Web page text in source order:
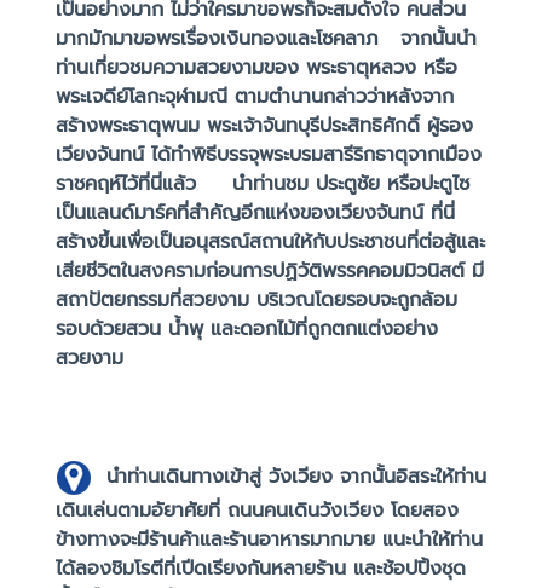
เป็นอย่างมาก ไม่ว่าใครมาขอพรก็จะสมดังใจ คนส่วน
มากมักมาขอพรเรื่องเงินทองและโซคลาภ
จากนั้นนำ
ท่านเที่ยวชมความสวยงามของ พระธาตุหลวง หรือ
พระเจดีย์โลกะจุฬามณี ตามตำนานกล่าวว่าหลังจาก
สร้างพระธาตุพนม พระเจ้าจันทบุรีประสิทธิศักดิ์ ผู้รอง
เวียงจันทน์ ได้ทําพิธีบรรจุพระบรมสารีริกธาตุจากเมือง
ราชคฤห์ไว้ที่นี่แล้ว
นำท่านชม ประตูชัย หรือปะตูไซ
เป็นแลนด์มาร์คที่สำคัญอีกแห่งของเวียงจันทน์ ที่นี่
สร้างขึ้นเพื่อเป็นอนุสรณ์สถานให้กับประชาชนที่ต่อสู้และ
เสียชีวิตในสงครามก่อนการปฏิวัติพรรคคอมมิวนิสต์ มี
สถาปัตยกรรมที่สวยงาม บริเวณโดยรอบจะถูกล้อม
รอบด้วยสวน น้ำพุ และดอกไม้ที่ถูกตกแต่งอย่าง
สวยงาม
นำท่านเดินทางเข้าสู่ วังเวียง จากนั้นอิสระให้ท่าน
เดินเล่นตามอัยาศัยที่ ถนนคนเดินวังเวียง โดยสอง
ข้างทางจะมีร้านค้าและร้านอาหารมากมาย แนะนำให้ท่าน
ได้ลองชิมโรตีที่เปีดเรียงกันหลายร้าน และช้อปปิ้งชุด